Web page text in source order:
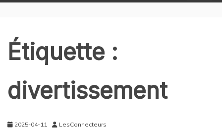
Étiquette :
divertissement
2025-04-11 LesConnecteurs